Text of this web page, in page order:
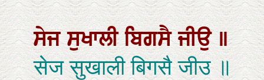
ਸੇਜਸੁਖਾਲੀਬਿਗਸੈਜੀਉ॥
सेज सुखाली बिगसै जीउ ॥